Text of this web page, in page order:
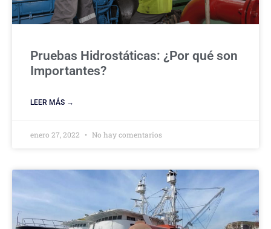
Pruebas Hidrostáticas: ¿Por qué son
Importantes?
LEER MÁS →
enero 27, 2022 No hay comentarios